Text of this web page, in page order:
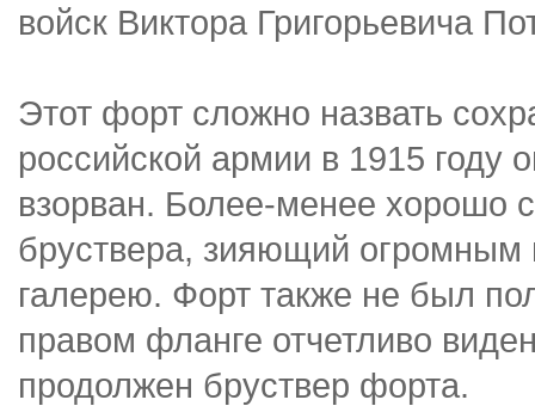
войск Виктора Григорьевича
Этот форт сложно назвать
российской армии в 1915 году
взорван. Более-менее хорошо
бруствера, зияющий огромным
галерею. Форт также не был
правом фланге отчетливо
продолжен бруствер форта.